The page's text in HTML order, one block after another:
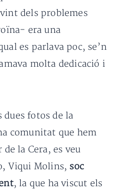
dels problemes
era una
es parlava poc, se’n
molta dedicació i
fotos de la
comunitat que hem
la Cera, es veu
Viqui Molins, soc
, la que ha viscut els